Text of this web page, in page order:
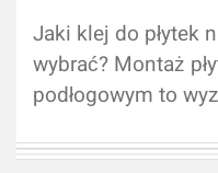
Jaki klej do płytek
wybrać? Montaż
podłogowym to
pracy z takim